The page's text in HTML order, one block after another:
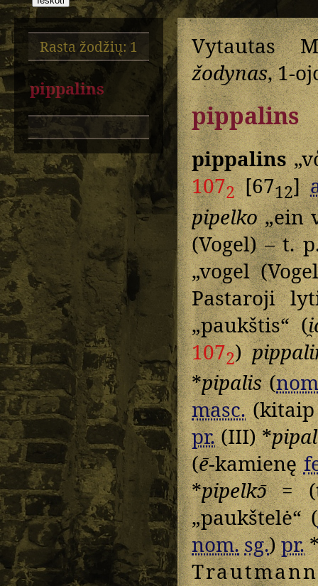
Rasta žodžių: 1
pippalins
Vytautas
žodynas, 1-
pippalins
pippalins
1072[6712]
pipelko„ein
(Vogel) – t.
„vogel
Pastaroji
„paukštis“ (
1072)
*pipalis(
masc.
pr.(III) *
(ē-kamienę
*pipelkɔ̄=
„paukštelė“ (
nom.sg.)pr.
Trautmann